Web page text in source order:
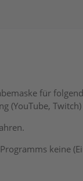
für
(YouTube,
keine